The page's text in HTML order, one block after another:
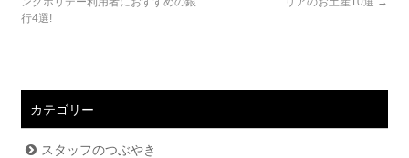
行4選!
カテゴリー
スタッフのつぶやき